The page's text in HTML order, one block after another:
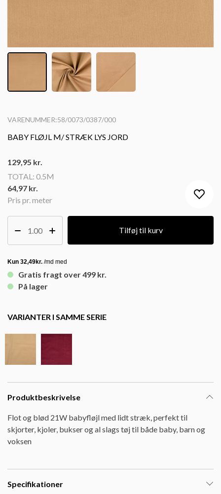
VARENUMMER:58/0073/0387/000
BABY FLØJL M/ STRÆK LYS JORD
Pris pr. meter
129,95 kr.
TOTAL: 0.5M
64,97 kr.
Tilføj til kurv
Gratis fragt over 499 kr.
På lager
VARIANTER I SAMME SERIE
Produktbeskrivelse
Flot og blød 21W babyfløjl med lidt stræk, perfekt til
skjorter, kjoler, bukser og al slags tøj til både baby, barn og
voksen
Specifikationer